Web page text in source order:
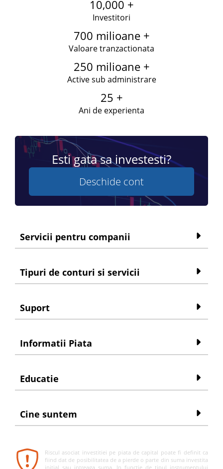
10,000 +
Investitori
700 milioane +
Valoare tranzactionata
250 milioane +
Active sub administrare
25 +
Ani de experienta
Esti gata sa investesti?
Deschide cont
Servicii pentru companii
Tipuri de conturi si servicii
Suport
Informatii Piata
Educatie
Cine suntem
Riscul asociat investitiei pe piata de capital poate fi definit ca
fiind dat de posibilitatea de a pierde o parte din suma investita
initial sau intreaga suma. In functie de tipul instrumentului